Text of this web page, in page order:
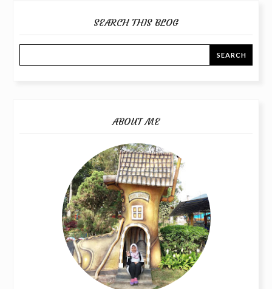
SEARCH THIS BLOG
ABOUT ME